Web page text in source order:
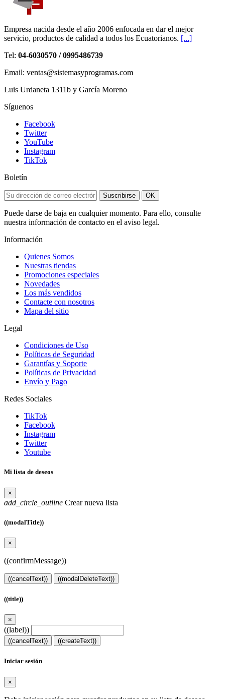
Empresa nacida desde el año 2006 enfocada en dar el mejor
servicio, productos de calidad a todos los Ecuatorianos. [...]
Tel: 04-6030570 / 0995486739
Email: ventas@sistemasyprogramas.com
Luis Urdaneta 1311b y García Moreno
Síguenos
Facebook
Twitter
YouTube
Instagram
TikTok
Boletín
Suscribirse OK
Puede darse de baja en cualquier momento. Para ello, consulte
nuestra información de contacto en el aviso legal.
Información
Quienes Somos
Nuestras tiendas
Promociones especiales
Novedades
Los más vendidos
Contacte con nosotros
Mapa del sitio
Legal
Condiciones de Uso
Políticas de Seguridad
Garantías y Soporte
Políticas de Privacidad
Envío y Pago
Redes Sociales
TikTok
Facebook
Instagram
Twitter
Youtube
Mi lista de deseos
×
add_circle_outline Crear nueva lista
((modalTitle))
×
((confirmMessage))
((cancelText)) ((modalDeleteText))
((title))
×
((label))
((cancelText)) ((createText))
Iniciar sesión
×